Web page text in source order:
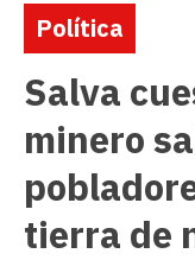
Salva
minero
tierra de
Política